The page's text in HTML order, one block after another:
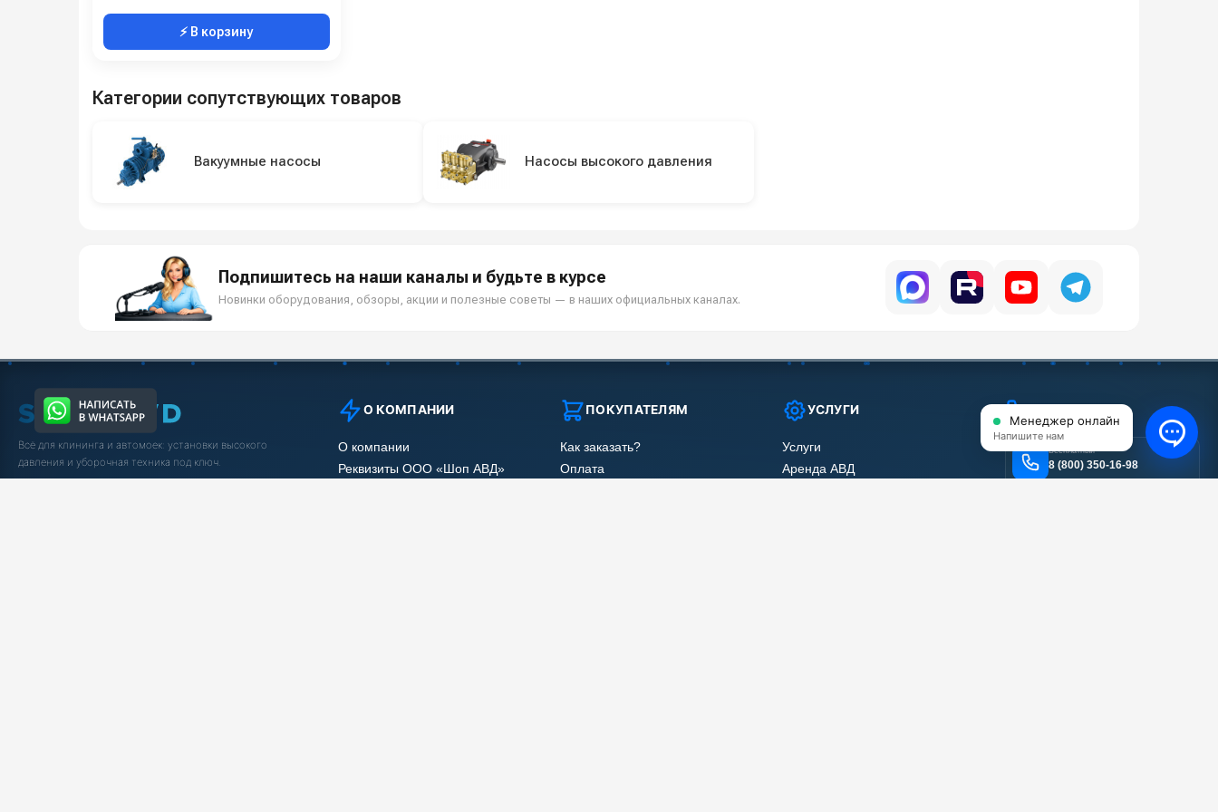
⚡ В корзину
Категории сопутствующих товаров
Вакуумные насосы Насосы высокого давления
Подпишитесь на наши каналы и будьте в курсе
Новинки оборудования, обзоры, акции и полезные советы — в наших официальных каналах.
Всё для клининга и автомоек: установки высокого
давления и уборочная техника под ключ.
О КОМПАНИИ
О компании
Реквизиты ООО «Шоп АВД»
ПОКУПАТЕЛЯМ
Как заказать?
Оплата
УСЛУГИ
Услуги
Аренда АВД
Бесплатный
8 (800) 350-16-98
Менеджер онлайн
Напишите нам